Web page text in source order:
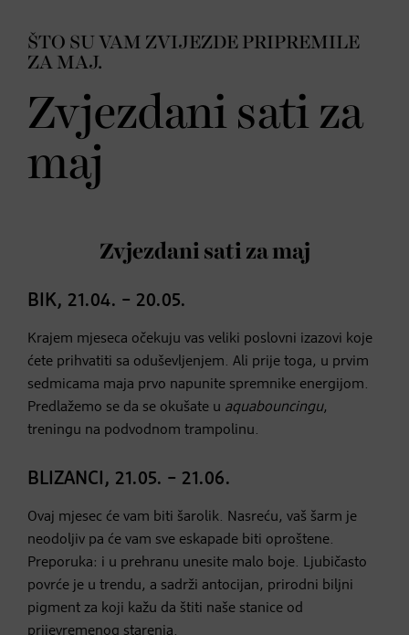
ŠTO SU VAM ZVIJEZDE PRIPREMILE
ZA MAJ.
Zvjezdani sati za
maj
Zvjezdani sati za maj
BIK, 21.04. – 20.05.
Krajem mjeseca očekuju vas veliki poslovni izazovi koje
ćete prihvatiti sa oduševljenjem. Ali prije toga, u prvim
sedmicama maja prvo napunite spremnike energijom.
Predlažemo se da se okušate u aquabouncingu,
treningu na podvodnom trampolinu.
BLIZANCI, 21.05. – 21.06.
Ovaj mjesec će vam biti šarolik. Nasreću, vaš šarm je
neodoljiv pa će vam sve eskapade biti oproštene.
Preporuka: i u prehranu unesite malo boje. Ljubičasto
povrće je u trendu, a sadrži antocijan, prirodni biljni
pigment za koji kažu da štiti naše stanice od
prijevremenog starenja.